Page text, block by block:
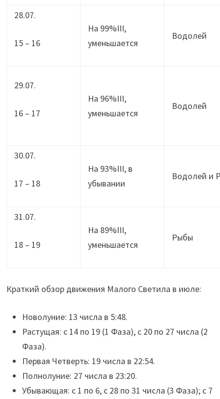
28.07.
15 – 16
На 99%III,
уменьшается
Водолей
29.07.
16 – 17
На 96%III,
уменьшается
Водолей
30.07.
17 – 18
На 93%III, в
убывании
Водолей и
31.07.
18 – 19
На 89%III,
уменьшается
Рыбы
Краткий обзор движения Малого Светила в июле:
Новолуние: 13 числа в 5:48.
Растущая: с 14 по 19 (1 Фаза), с 20 по 27 числа (2
Фаза).
Первая Четверть: 19 числа в 22:54.
Полнолуние: 27 числа в 23:20.
Убывающая: с 1 по 6, с 28 по 31 числа (3 Фаза); с 7